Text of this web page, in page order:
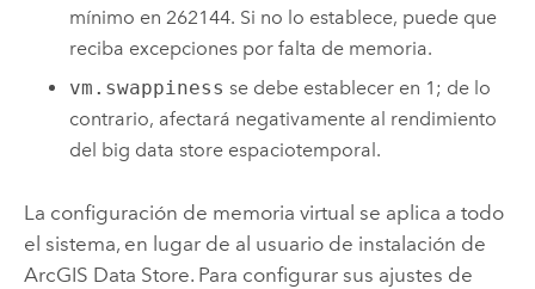
mínimo en 262144. Si no lo establece, puede que
reciba excepciones por falta de memoria.
vm.swappiness se debe establecer en 1; de lo
contrario, afectará negativamente al rendimiento
del big data store espaciotemporal.
La configuración de memoria virtual se aplica a todo
el sistema, en lugar de al usuario de instalación de
ArcGIS Data Store. Para configurar sus ajustes de